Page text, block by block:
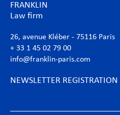
FRANKLIN
Law firm
26, avenue Kléber - 75116 Paris
+ 33 1 45 02 79 00
info@franklin-paris.com
NEWSLETTER REGISTRATION